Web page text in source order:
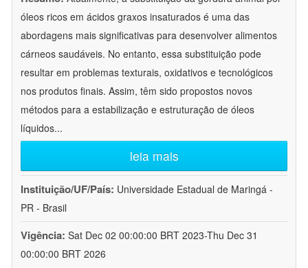
óleos ricos em ácidos graxos insaturados é uma das
abordagens mais significativas para desenvolver alimentos
cárneos saudáveis. No entanto, essa substituição pode
resultar em problemas texturais, oxidativos e tecnológicos
nos produtos finais. Assim, têm sido propostos novos
métodos para a estabilização e estruturação de óleos
líquidos...
leia mais
Instituição/UF/País: Universidade Estadual de Maringá -
PR - Brasil
Vigência: Sat Dec 02 00:00:00 BRT 2023-Thu Dec 31
00:00:00 BRT 2026